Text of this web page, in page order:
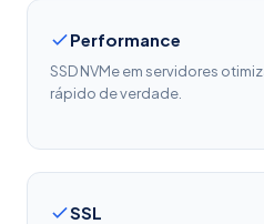
Performance
SSD NVMe em servidores
rápido de verdade.
SSL